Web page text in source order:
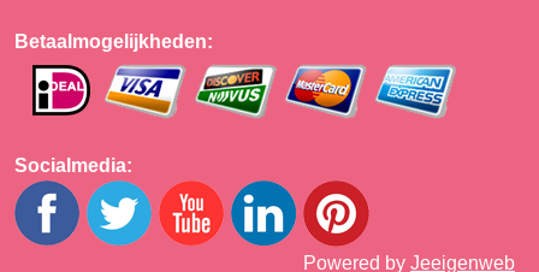
Betaalmogelijkheden:
Socialmedia:
Powered by Jeeigenweb